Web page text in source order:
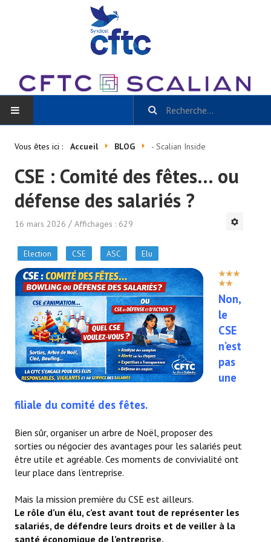
BLOG
Toutes les catégories
- Scalian Inside
- Actu CSE et + / La Gazette Scalian
- - Slidehow Actu CSE et +
- - Slidehow La Gazette SCALIAN
- Accords d'Entreprise
- Vos Droits
- Le Bistrot
S'inscrire à la Newletter Linkedin
LA TEAM
Liens CFTC
Rejoignez Nous !
Vous êtes ici : Accueil BLOG - Scalian Inside
CSE : Comité des fêtes… ou
défense des salariés ?
16 mars 2026 Affichages : 629
Election CSE ASC Elu
VOTE
UTILISATEUR:
Non,
le
CSE
n’est
pas
une
filiale du comité des fêtes.
Bien sûr, organiser un arbre de Noël, proposer des
sorties ou négocier des avantages pour les salariés peut
être utile et agréable. Ces moments de convivialité ont
leur place dans l’entreprise.
Mais la mission première du CSE est ailleurs.
Le rôle d’un élu, c’est avant tout de représenter les
salariés, de défendre leurs droits et de veiller à la
santé économique de l’entreprise.